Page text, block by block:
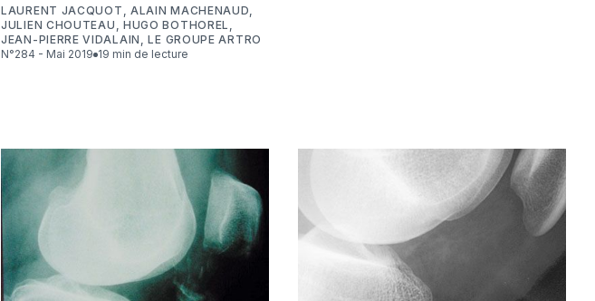
LAURENT JACQUOT , ALAIN MACHENAUD,
JULIEN CHOUTEAU , HUGO BOTHOREL ,
JEAN-PIERRE VIDALAIN ,LE GROUPE ARTRO
N°284 - Mai 2019
19 min de lecture